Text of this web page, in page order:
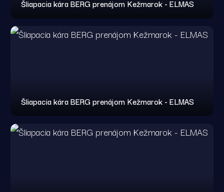
Šliapacia kára BERG prenájom Kežmarok - ELMAS
Šliapacia kára BERG prenájom Kežmarok - ELMAS